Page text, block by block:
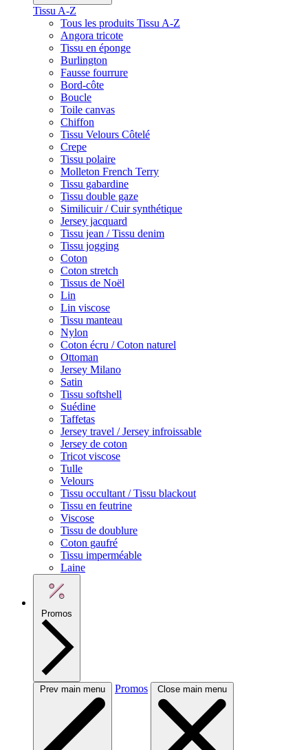
Tissu A-Z
Tous les produits Tissu A-Z
Angora tricote
Tissu en éponge
Burlington
Fausse fourrure
Bord-côte
Boucle
Toile canvas
Chiffon
Tissu Velours Côtelé
Crepe
Tissu polaire
Molleton French Terry
Tissu gabardine
Tissu double gaze
Similicuir / Cuir synthétique
Jersey jacquard
Tissu jean / Tissu denim
Tissu jogging
Coton
Coton stretch
Tissus de Noël
Lin
Lin viscose
Tissu manteau
Nylon
Coton écru / Coton naturel
Ottoman
Jersey Milano
Satin
Tissu softshell
Suédine
Taffetas
Jersey travel / Jersey infroissable
Jersey de coton
Tricot viscose
Tulle
Velours
Tissu occultant / Tissu blackout
Tissu en feutrine
Viscose
Tissu de doublure
Coton gaufré
Tissu imperméable
Laine
Promos
Prev main menu Promos Close main menu